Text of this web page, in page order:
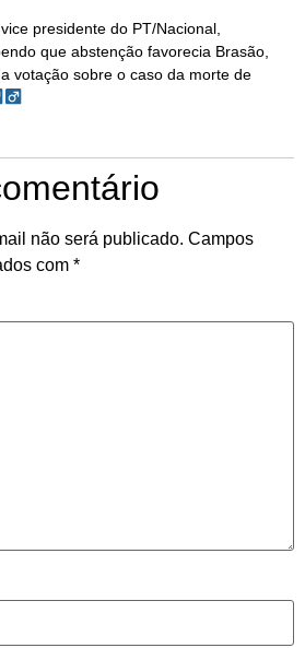
presidente do PT/Nacional,
que abstenção favorecia Brasão,
votação sobre o caso da morte de
não será publicado. Campos
com *